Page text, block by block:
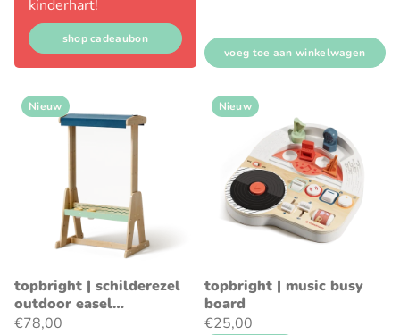
kinderhart!
shop cadeaubon
voeg toe aan winkelwagen
Nieuw
topbright | schilderezel
outdoor easel
80,50x58x8,70cm
€78,00
Nieuw
topbright | music busy
board
€25,00